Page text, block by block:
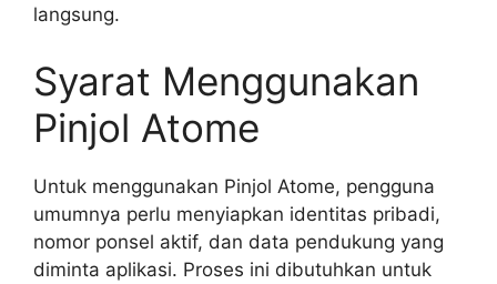
langsung.
Syarat Menggunakan
Pinjol Atome
Untuk menggunakan Pinjol Atome, pengguna
umumnya perlu menyiapkan identitas pribadi,
nomor ponsel aktif, dan data pendukung yang
diminta aplikasi. Proses ini dibutuhkan untuk